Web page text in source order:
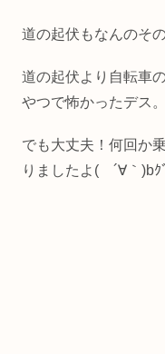
道の起伏もなんのそ
道の起伏より自転車
やつで怖かったデス。
でも大丈夫！何回か
りましたよ( ´∀｀)bｸ